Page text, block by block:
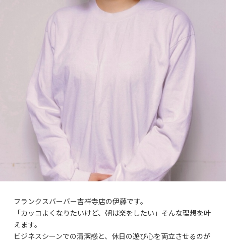
フランクスバーバー吉祥寺店の伊藤です。
「カッコよくなりたいけど、朝は楽をしたい」そんな理想を叶
えます。
ビジネスシーンでの清潔感と、休日の遊び心を両立させるのが